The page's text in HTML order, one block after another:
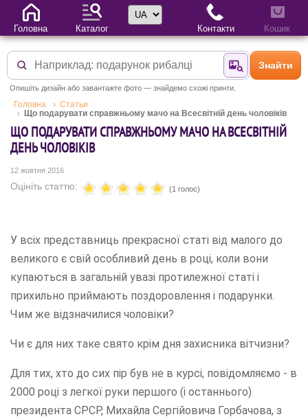
Знайти за
Знайти
Опишіть дизайн або завантажте фото — знайдемо схожі принти.
Головна
Статьи
Що подарувати справжньому мачо на Всесвітній день чоловіків
ЩО ПОДАРУВАТИ СПРАВЖНЬОМУ МАЧО НА ВСЕСВІТНІЙ
ДЕНЬ ЧОЛОВІКІВ
12 жовтня 2016
Оцініть статтю: (1 голос)
У всіх представниць прекрасної статі від малого до
великого є свій особливий день в році, коли вони
купаються в загальній увазі протилежної статі і
прихильно приймають поздоровлення і подарунки.
Чим же відзначилися чоловіки?
Чи є для них таке свято крім дня захисника вітчизни?
Для тих, хто до сих пір був не в курсі, повідомляємо - в
2000 році з легкої руки першого (і останнього)
президента СРСР, Михайла Сергійовича Горбачова, з
Головна Каталог
Вибір мови
Контакти Кошик